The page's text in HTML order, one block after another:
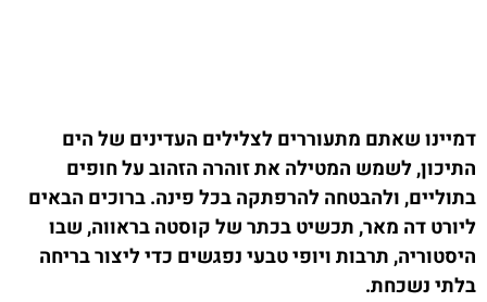
דמיינו שאתם מתעוררים לצלילים העדינים של הים
התיכון, לשמש המטילה את זוהרה הזהוב על חופים
בתוליים, ולהבטחה להרפתקה בכל פינה. ברוכים הבאים
ליורט דה מאר, תכשיט בכתר של קוסטה בראווה, שבו
היסטוריה, תרבות ויופי טבעי נפגשים כדי ליצור בריחה
בלתי נשכחת.